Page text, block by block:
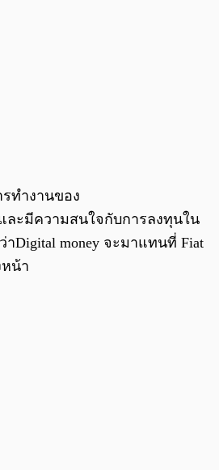
ทำงานของ
ละมีความสนใจกับการลงทุนใน
าDigital money จะมาแทนที่ Fiat
หน้า